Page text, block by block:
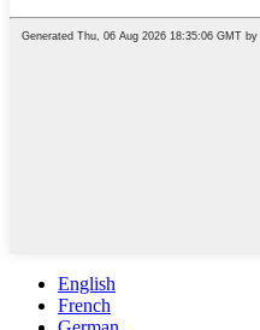
English
French